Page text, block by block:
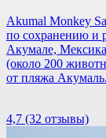
Akumal Monkey
по сохранению и
Акумале,
(около 200
от пляжа Акумаль.
4,7 (32 отзывы)